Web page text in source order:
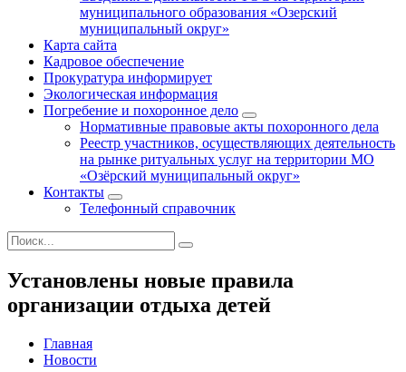
муниципального образования «Озерский
муниципальный округ»
Карта сайта
Кадровое обеспечение
Прокуратура информирует
Экологическая информация
Погребение и похоронное дело
Нормативные правовые акты похоронного дела
Реестр участников, осуществляющих деятельность
на рынке ритуальных услуг на территории МО
«Озёрский муниципальный округ»
Контакты
Телефонный справочник
Установлены новые правила
организации отдыха детей
Главная
Новости